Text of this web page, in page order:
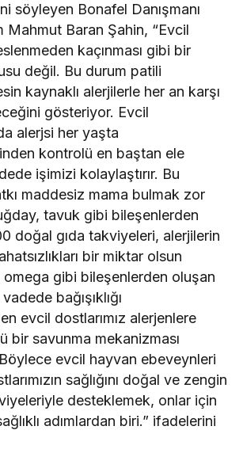
söyleyen Bonafel Danışmanı
Mahmut Baran Şahin, “Evcil
kaçınması gibi bir
değil. Bu durum patili
kaynaklı alerjilerle her an karşı
gösteriyor. Evcil
alerjsi her yaşta
kontrolü en baştan ele
işimizi kolaylaştırır. Bu
maddesiz mama bulmak zor
tavuk gibi bileşenlerden
doğal gıda takviyeleri, alerjilerin
bir miktar olsun
omega gibi bileşenlerden oluşan
bağışıklığı
evcil dostlarımız alerjenlere
bir savunma mekanizması
evcil hayvan ebeveynleri
sağlığını doğal ve zengin
desteklemek, onlar için
adımlardan biri.” ifadelerini